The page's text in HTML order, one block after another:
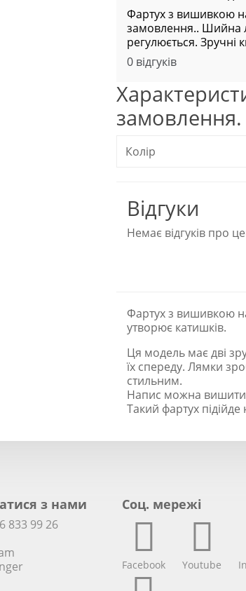
Фартух з вишивкою
замовлення.. Шийна
регулюється. Зручні
0 відгуків
замовлення.
Колір
Відгуки
Немає відгуків про
Фартух з вишивкою
утворює катишків.
Ця модель має дві
їх спереду. Лямки
стильним.
Напис можна
Такий фартух підійде
з нами
833 99 26
Соц. мережi
Facebook Youtube